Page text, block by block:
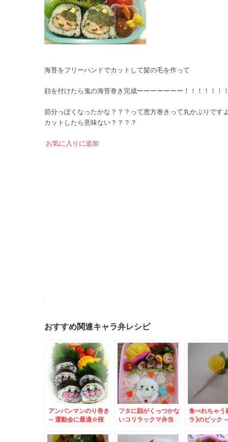
海苔をフリーハンドでカットして髪の毛を作って
顔を付けたら鬼の海苔巻き完成ーーーーーーー！！！！！！
節分っぽくなったかな？？？って恵方巻きって丸かぶりです
カットしたら意味ない？？？？
お気に入りに追加
おすすめ関連キャラ弁レシピ
アンパンマンのり巻き
– 運動会に最適☆桜
フタに顔がくっつかな
いコリラックマ弁当
食べれちゃう
ラ)のピック
くデコ★